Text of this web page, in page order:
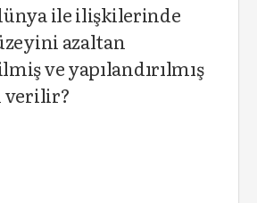
ile ilişkilerinde
azaltan
ve yapılandırılmış
verilir?